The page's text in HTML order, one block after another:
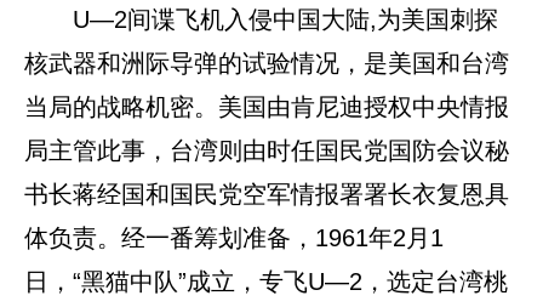
U—2间谍飞机入侵中国大陆,为美国刺探
核武器和洲际导弹的试验情况，是美国和台湾
当局的战略机密。美国由肯尼迪授权中央情报
局主管此事，台湾则由时任国民党国防会议秘
书长蒋经国和国民党空军情报署署长衣复恩具
体负责。经一番筹划准备，1961年2月1
日，“黑猫中队”成立，专飞U—2，选定台湾桃